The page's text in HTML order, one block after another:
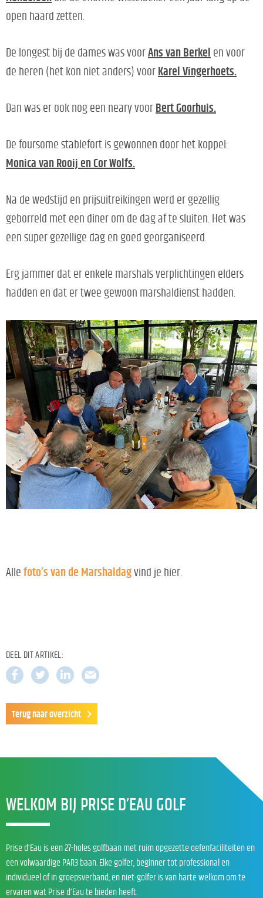
open haard zetten.
De longest bij de dames was voor Ans van Berkel en voor
de heren (het kon niet anders) voor Karel Vingerhoets.
Dan was er ook nog een neary voor Bert Goorhuis.
De foursome stablefort is gewonnen door het koppel:
Monica van Rooij en Cor Wolfs.
Na de wedstijd en prijsuitreikingen werd er gezellig
geborreld met een diner om de dag af te sluiten. Het was
een super gezellige dag en goed georganiseerd.
Erg jammer dat er enkele marshals verplichtingen elders
hadden en dat er twee gewoon marshaldienst hadden.
Alle foto’s van de Marshaldag vind je hier.
DEEL DIT ARTIKEL:
Terug naar overzicht
WELKOM BIJ PRISE D’EAU GOLF
Prise d’Eau is een 27-holes golfbaan met ruim opgezette oefenfaciliteiten en
een volwaardige PAR3 baan. Elke golfer, beginner tot professional en
individueel of in groepsverband, en niet-golfer is van harte welkom om te
ervaren wat Prise d’Eau te bieden heeft.